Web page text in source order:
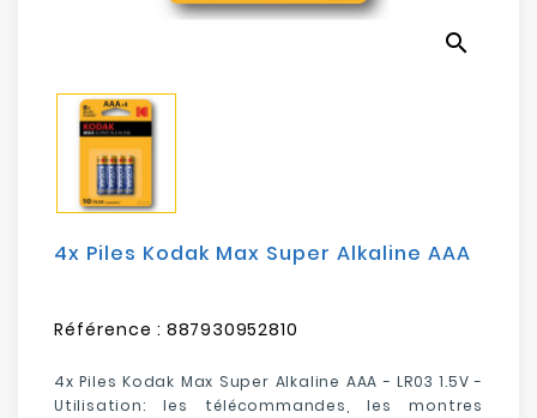
Sécurité
Mobilités
search
4x Piles Kodak Max Super Alkaline AAA
Référence : 887930952810
4x Piles Kodak Max Super Alkaline AAA - LR03 1.5V -
Utilisation:les télécommandes, les montres